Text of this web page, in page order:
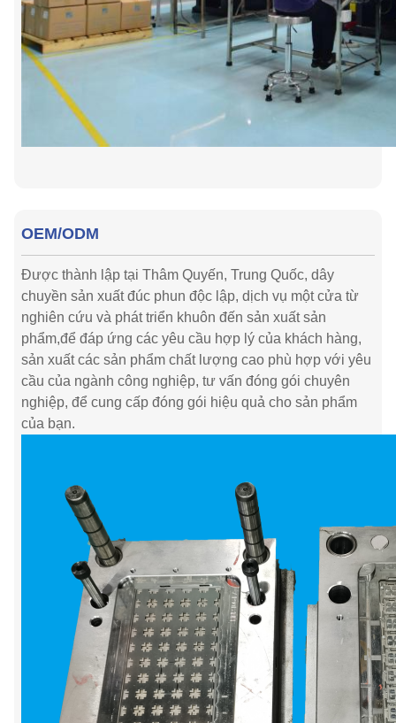
OEM/ODM
Được thành lập tại Thâm Quyến, Trung Quốc, dây
chuyền sản xuất đúc phun độc lập, dịch vụ một cửa từ
nghiên cứu và phát triển khuôn đến sản xuất sản
phẩm,để đáp ứng các yêu cầu hợp lý của khách hàng,
sản xuất các sản phẩm chất lượng cao phù hợp với yêu
cầu của ngành công nghiệp, tư vấn đóng gói chuyên
nghiệp, để cung cấp đóng gói hiệu quả cho sản phẩm
của bạn.